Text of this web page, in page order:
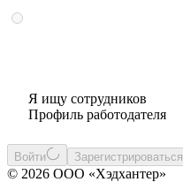
Я ищу сотрудников
Профиль работодателя
Войти Зарегистрироваться
© 2026 ООО «Хэдхантер»